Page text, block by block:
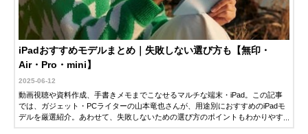
iPadおすすめモデルまとめ｜失敗しない選び方も【無印・
Air・Pro・mini】
2025-06-12
動画視聴や資料作成、手書きメモまでこなせるマルチな端末・iPad。この記事
では、ガジェット・PCライターの山本竜也さんが、用途別におすすめのiPadモ
デルを厳選紹介。あわせて、失敗しないための選び方のポイントもわかりやす